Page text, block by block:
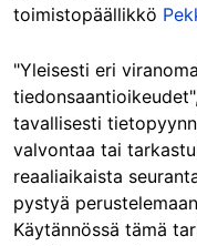
toimistopäällikkö
"Yleisesti eri
tavallisesti
valvontaa tai
reaaliaikaista
pystyä
Käytännössä tämä